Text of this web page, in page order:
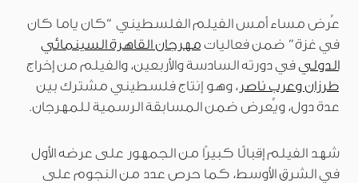
عُرض مساء أمس الفيلم الفلسطيني “كان ياما كان
في غزة” ضمن فعاليات مهرجان القاهرة السينمائي
الدوليفي دورته السادسة والأربعين، والفيلم من إخراج
طرزان وعرب ناصر ، وهو إنتاج فلسطيني مشترك بين
عدة دول، ويُعرض ضمن المسابقة الرسمية للمهرجان.
شهد الفيلم إقبالًا كبيرًا من الجمهور على عرضه الأول
في الشرق الأوسط، كما حرص عدد من النجوم على